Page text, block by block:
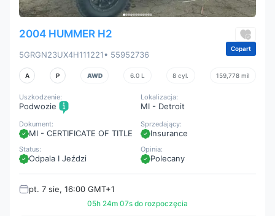
2004 HUMMER H2
5GRGN23UX4H111221• 55952736
Copart
A P AWD 6.0 L 8 cyl. 159,778 mil
Uszkodzenie:
Podwozie
Sprzedający:
Insurance
Dokument:
MI - CERTIFICATE OF TITLE
Lokalizacja:
MI - Detroit
Status:
Odpala I Jeździ
Opinia:
Polecany
pt. 7 sie, 16:00 GMT+1
05h 24m 05s do rozpoczęcia